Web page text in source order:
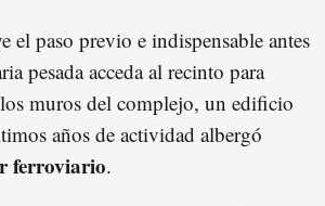
el paso previo e indispensable antes
pesada acceda al recinto para
muros del complejo, un edificio
años de actividad albergó
ferroviario.